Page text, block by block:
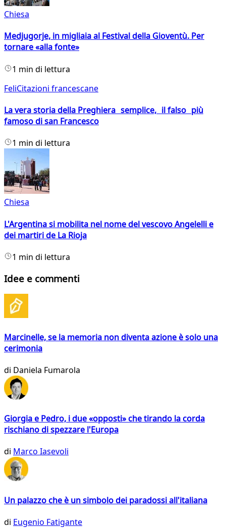
Chiesa
Medjugorje, in migliaia al Festival della Gioventù. Per
tornare «alla fonte»
1 min di lettura
FeliCitazioni francescane
La vera storia della Preghiera semplice, il falso più
famoso di san Francesco
1 min di lettura
Chiesa
L'Argentina si mobilita nel nome del vescovo Angelelli e
dei martiri de La Rioja
1 min di lettura
Idee e commenti
Marcinelle, se la memoria non diventa azione è solo una
cerimonia
di Daniela Fumarola
Giorgia e Pedro, i due «opposti» che tirando la corda
rischiano di spezzare l'Europa
di Marco Iasevoli
Un palazzo che è un simbolo dei paradossi all'italiana
di Eugenio Fatigante